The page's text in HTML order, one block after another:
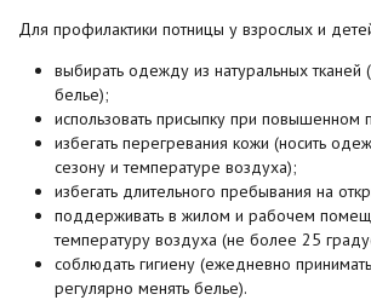
Для профилактики потницы у взрослых и
выбирать одежду из натуральных
белье);
использовать присыпку при повышенном
избегать перегревания кожи (носить
сезону и температуре воздуха);
избегать длительного пребывания на
поддерживать в жилом и рабочем
температуру воздуха (не более 25
соблюдать гигиену (ежедневно
регулярно менять белье).